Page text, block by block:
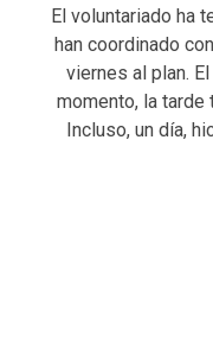
El voluntariado ha
han coordinado
viernes al plan.
momento, la tarde
Incluso, un día,